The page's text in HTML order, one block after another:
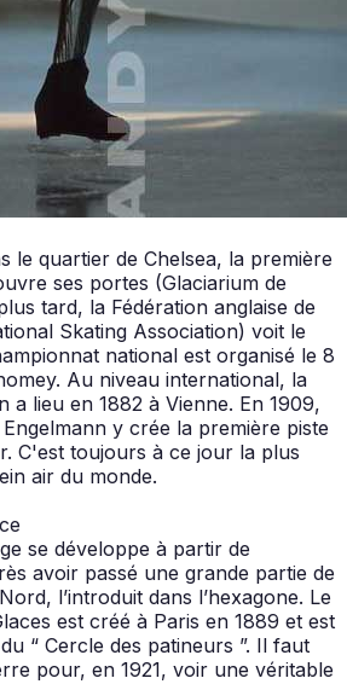
le quartier de Chelsea, la première
ses portes (Glaciarium de
tard, la Fédération anglaise de
Skating Association) voit le
national est organisé le 8
Au niveau international, la
a lieu en 1882 à Vienne. En 1909,
y crée la première piste
C'est toujours à ce jour la plus
air du monde.
se développe à partir de
avoir passé une grande partie de
l’introduit dans l’hexagone. Le
est créé à Paris en 1889 et est
“ Cercle des patineurs ”. Il faut
pour, en 1921, voir une véritable